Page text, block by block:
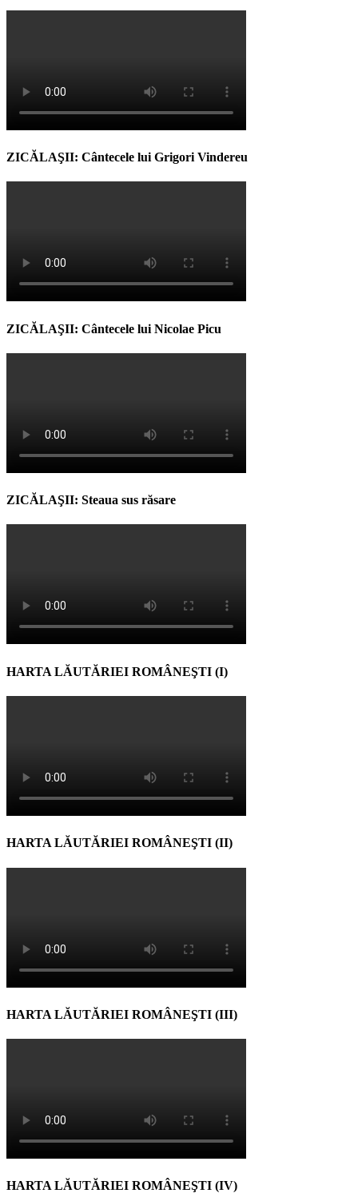
ZICĂLAŞII: Cântecele lui Grigori Vindereu
ZICĂLAŞII: Cântecele lui Nicolae Picu
ZICĂLAŞII: Steaua sus răsare
HARTA LĂUTĂRIEI ROMÂNEŞTI (I)
HARTA LĂUTĂRIEI ROMÂNEŞTI (II)
HARTA LĂUTĂRIEI ROMÂNEŞTI (III)
HARTA LĂUTĂRIEI ROMÂNEŞTI (IV)